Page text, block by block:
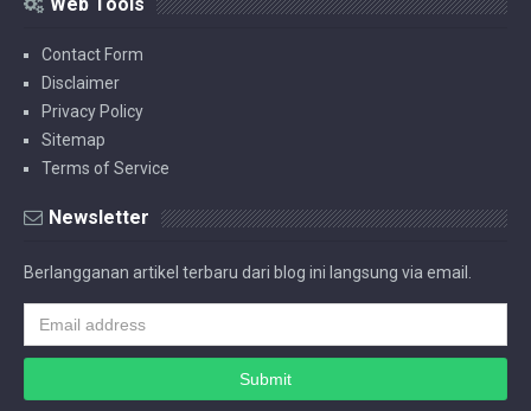
Contact Form
Disclaimer
Privacy Policy
Sitemap
Terms of Service
Newsletter
Berlangganan artikel terbaru dari blog ini langsung via email.